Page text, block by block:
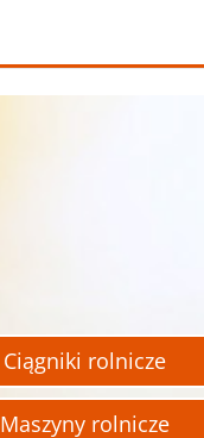
Ciągniki rolnicze
Maszyny rolnicze